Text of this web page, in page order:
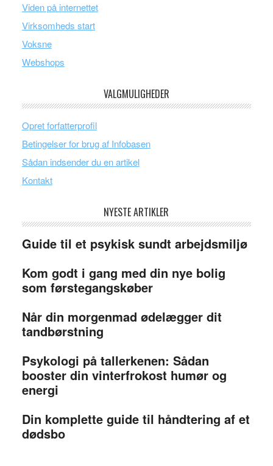
Viden på internettet
Virksomheds start
Voksne
Webshops
VALGMULIGHEDER
Opret forfatterprofil
Betingelser for brug af Infobasen
Sådan indsender du en artikel
Kontakt
NYESTE ARTIKLER
Guide til et psykisk sundt arbejdsmiljø
Kom godt i gang med din nye bolig
som førstegangskøber
Når din morgenmad ødelægger dit
tandbørstning
Psykologi på tallerkenen: Sådan
booster din vinterfrokost humør og
energi
Din komplette guide til håndtering af et
dødsbo